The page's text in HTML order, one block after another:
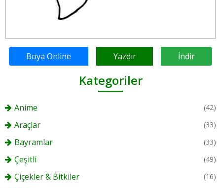
Boya Online Yazdır İndir
Kategoriler
Anime (42)
Araçlar (33)
Bayramlar (33)
Çeşitli (49)
Çiçekler & Bitkiler (16)